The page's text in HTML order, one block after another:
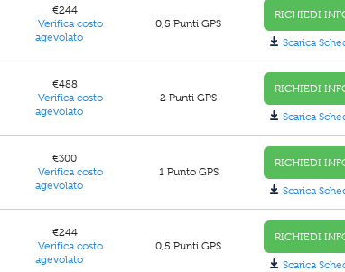
€244
Verifica costo
agevolato
0,5 Punti GPS
RICHIEDI
Scarica
€488
Verifica costo
agevolato
2 Punti GPS
RICHIEDI
Scarica
€300
Verifica costo
agevolato
1 Punto GPS
RICHIEDI
Scarica
€244
Verifica costo
agevolato
0,5 Punti GPS
RICHIEDI
Scarica